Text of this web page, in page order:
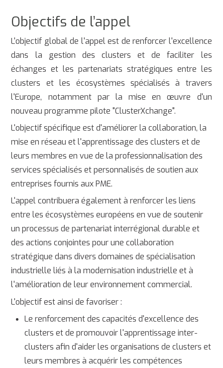
Objectifs de l’appel
L'objectif global de l'appel est de renforcer l'excellence
dans la gestion des clusters et de faciliter les
échanges et les partenariats stratégiques entre les
clusters et les écosystèmes spécialisés à travers
l'Europe, notamment par la mise en œuvre d'un
nouveau programme pilote "ClusterXchange".
L'objectif spécifique est d'améliorer la collaboration, la
mise en réseau et l'apprentissage des clusters et de
leurs membres en vue de la professionnalisation des
services spécialisés et personnalisés de soutien aux
entreprises fournis aux PME.
L'appel contribuera également à renforcer les liens
entre les écosystèmes européens en vue de soutenir
un processus de partenariat interrégional durable et
des actions conjointes pour une collaboration
stratégique dans divers domaines de spécialisation
industrielle liés à la modernisation industrielle et à
l'amélioration de leur environnement commercial.
L'objectif est ainsi de favoriser :
Le renforcement des capacités d'excellence des
clusters et de promouvoir l'apprentissage inter-
clusters afin d'aider les organisations de clusters et
leurs membres à acquérir les compétences